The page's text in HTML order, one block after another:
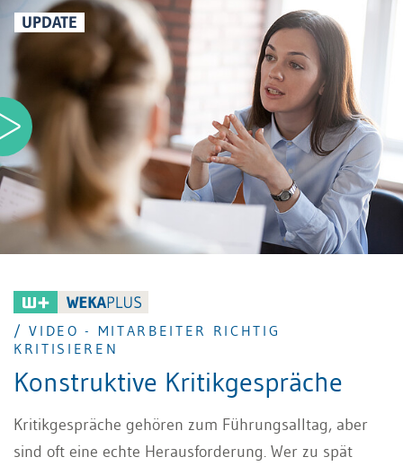
UPDATE
/ VIDEO - MITARBEITER RICHTIG
KRITISIEREN
Konstruktive Kritikgespräche
Kritikgespräche gehören zum Führungsalltag, aber
sind oft eine echte Herausforderung. Wer zu spät